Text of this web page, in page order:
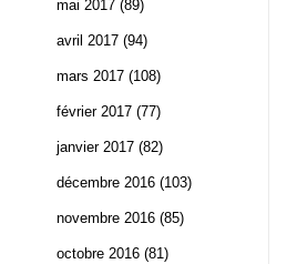
mai 2017 (89)
avril 2017 (94)
mars 2017 (108)
février 2017 (77)
janvier 2017 (82)
décembre 2016 (103)
novembre 2016 (85)
octobre 2016 (81)